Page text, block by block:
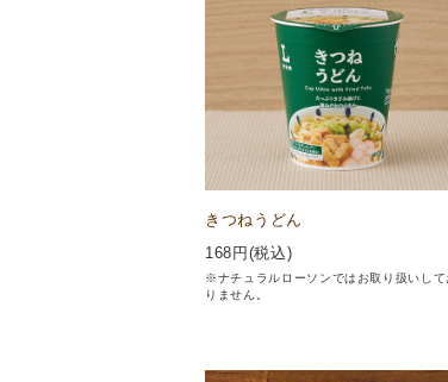
きつねうどん
168 円(税込)
※ナチュラルローソンではお取り扱いして
りません。